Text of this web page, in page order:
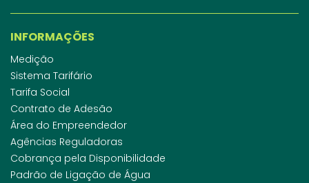
INFORMAÇÕES
Medição
Sistema Tarifário
Tarifa Social
Contrato de Adesão
Área do Empreendedor
Agências Reguladoras
Cobrança pela Disponibilidade
Padrão de Ligação de Água